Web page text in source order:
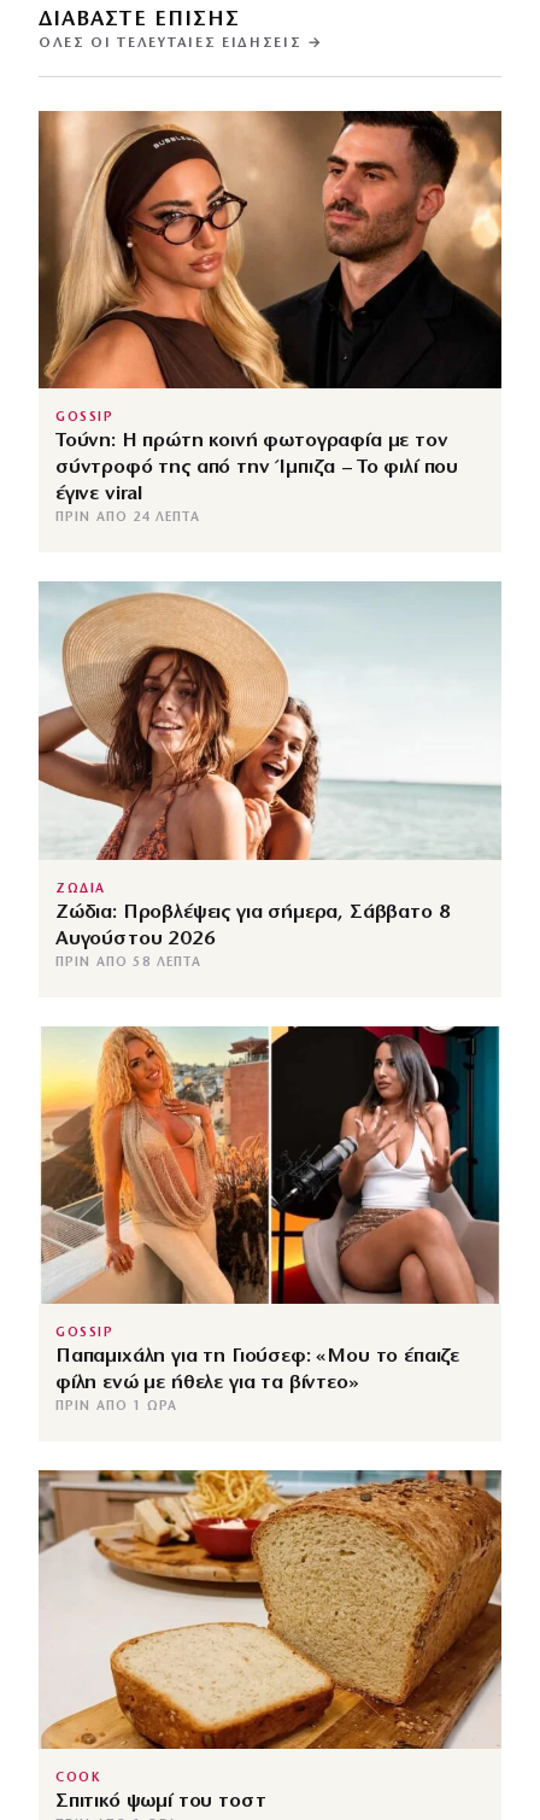
ΔΙΑΒΑΣΤΕ ΕΠΙΣΗΣ
ΌΛΕΣ ΟΙ ΤΕΛΕΥΤΑΊΕΣ ΕΙΔΉΣΕΙΣ →
GOSSIP
Τούνη: Η πρώτη κοινή φωτογραφία με τον
σύντροφό της από την Ίμπιζα – Το φιλί που
έγινε viral
ΠΡΙΝ ΑΠΌ 24 ΛΕΠΤΆ
ΖΩΔΙΑ
Ζώδια: Προβλέψεις για σήμερα, Σάββατο 8
Αυγούστου 2026
ΠΡΙΝ ΑΠΌ 58 ΛΕΠΤΆ
GOSSIP
Παπαμιχάλη για τη Γιούσεφ: «Μου το έπαιζε
φίλη ενώ με ήθελε για τα βίντεο»
ΠΡΙΝ ΑΠΌ 1 ΏΡΑ
COOK
Σπιτικό ψωμί του τοστ